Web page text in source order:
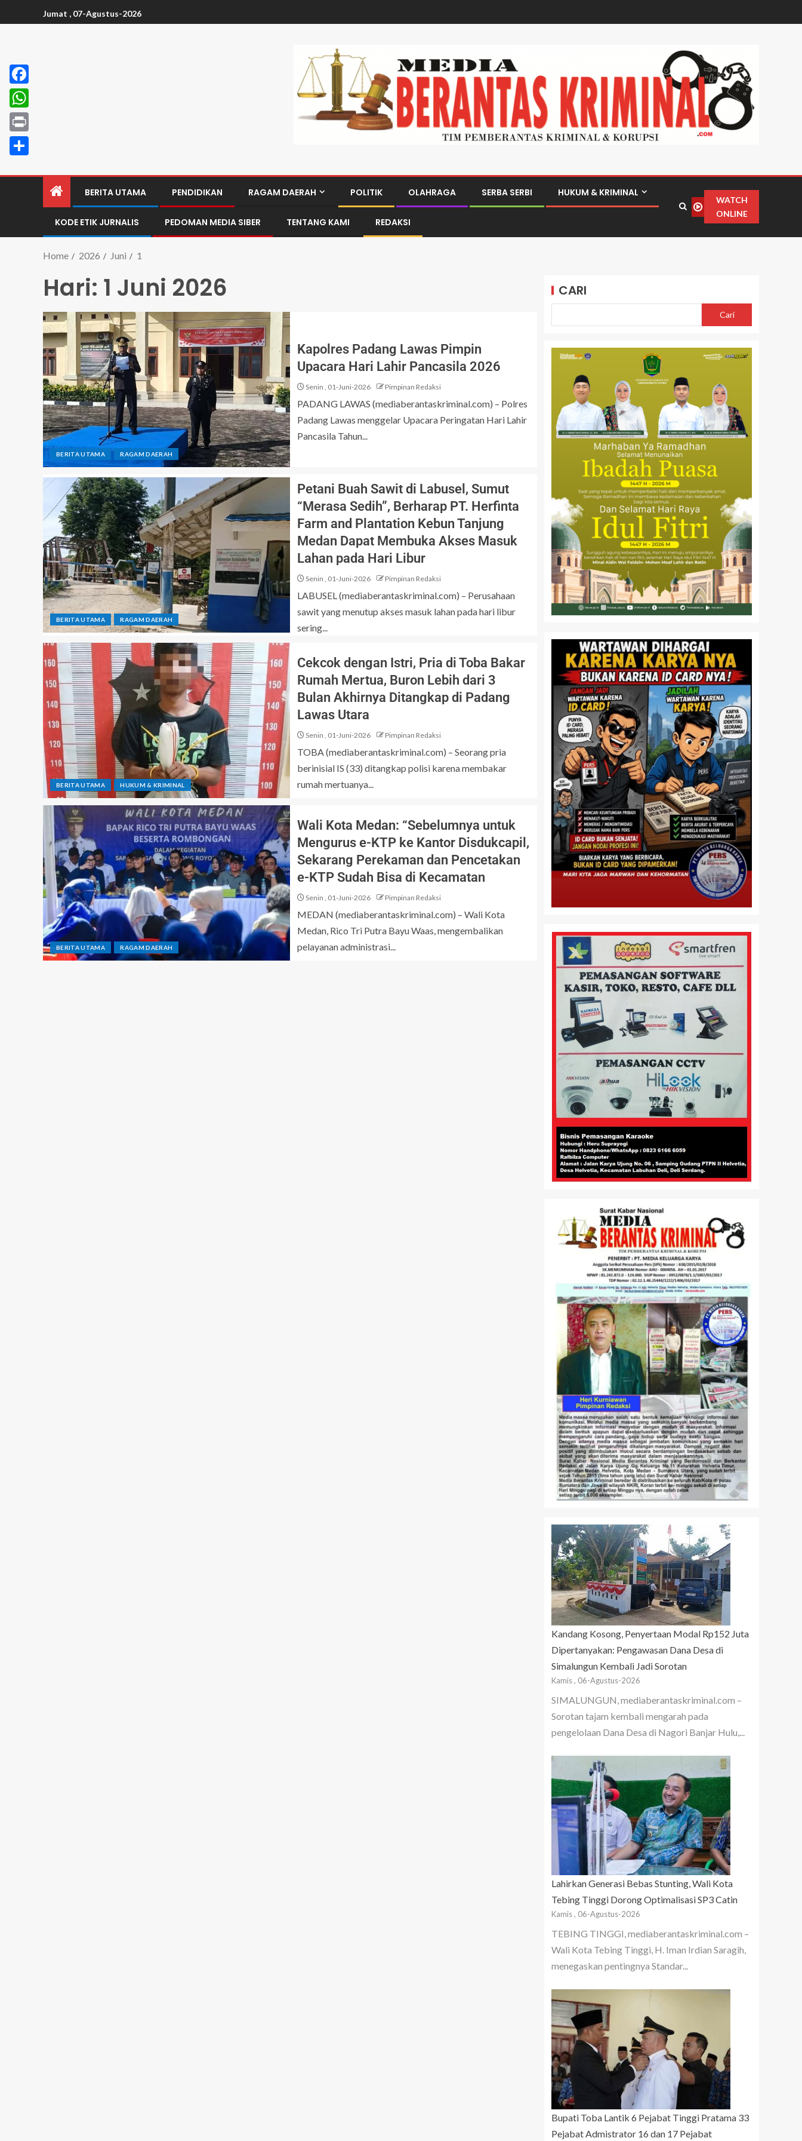
Jumat , 07-Agustus-2026
BERITA UTAMA PENDIDIKAN RAGAM DAERAH POLITIK OLAHRAGA SERBA SERBI HUKUM & KRIMINAL
KODE ETIK JURNALIS PEDOMAN MEDIA SIBER TENTANG KAMI REDAKSI
WATCH
ONLINE
Home 2026 Juni 1
Hari: 1 Juni 2026
BERITA UTAMA RAGAM DAERAH
Kapolres Padang Lawas Pimpin
Upacara Hari Lahir Pancasila 2026
Senin , 01-Juni-2026 Pimpinan Redaksi
PADANG LAWAS (mediaberantaskriminal.com) – Polres
Padang Lawas menggelar Upacara Peringatan Hari Lahir
Pancasila Tahun...
BERITA UTAMA RAGAM DAERAH
Petani Buah Sawit di Labusel, Sumut
“Merasa Sedih”, Berharap PT. Herfinta
Farm and Plantation Kebun Tanjung
Medan Dapat Membuka Akses Masuk
Lahan pada Hari Libur
Senin , 01-Juni-2026 Pimpinan Redaksi
LABUSEL (mediaberantaskriminal.com) – Perusahaan
sawit yang menutup akses masuk lahan pada hari libur
sering...
BERITA UTAMA HUKUM & KRIMINAL
Cekcok dengan Istri, Pria di Toba Bakar
Rumah Mertua, Buron Lebih dari 3
Bulan Akhirnya Ditangkap di Padang
Lawas Utara
Senin , 01-Juni-2026 Pimpinan Redaksi
TOBA (mediaberantaskriminal.com) – Seorang pria
berinisial IS (33) ditangkap polisi karena membakar
rumah mertuanya...
BERITA UTAMA RAGAM DAERAH
Wali Kota Medan: “Sebelumnya untuk
Mengurus e-KTP ke Kantor Disdukcapil,
Sekarang Perekaman dan Pencetakan
e-KTP Sudah Bisa di Kecamatan
Senin , 01-Juni-2026 Pimpinan Redaksi
MEDAN (mediaberantaskriminal.com) – Wali Kota
Medan, Rico Tri Putra Bayu Waas, mengembalikan
pelayanan administrasi...
Facebook
WhatsApp
Print
CARI
Cari
Kandang Kosong, Penyertaan Modal Rp152 Juta
Dipertanyakan: Pengawasan Dana Desa di
Simalungun Kembali Jadi Sorotan
Kamis , 06-Agustus-2026
SIMALUNGUN, mediaberantaskriminal.com –
Sorotan tajam kembali mengarah pada
pengelolaan Dana Desa di Nagori Banjar Hulu,...
Lahirkan Generasi Bebas Stunting, Wali Kota
Tebing Tinggi Dorong Optimalisasi SP3 Catin
Kamis , 06-Agustus-2026
TEBING TINGGI, mediaberantaskriminal.com –
Wali Kota Tebing Tinggi, H. Iman Irdian Saragih,
menegaskan pentingnya Standar...
Bupati Toba Lantik 6 Pejabat Tinggi Pratama 33
Pejabat Admistrator 16 dan 17 Pejabat